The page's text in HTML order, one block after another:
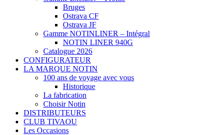
Bruges
Ostrava CF
Ostrava JF
Gamme NOTINLINER – Intégral
NOTIN LINER 940G
Catalogue 2026
CONFIGURATEUR
LA MARQUE NOTIN
100 ans de voyage avec vous
Historique
La fabrication
Choisir Notin
DISTRIBUTEURS
CLUB TIVAOU
Les Occasions